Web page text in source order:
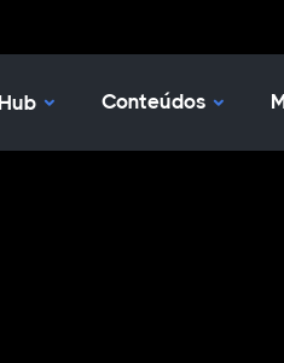
HubHub Conteúdos